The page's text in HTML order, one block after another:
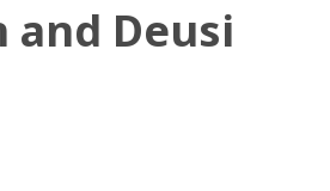
and Deusi